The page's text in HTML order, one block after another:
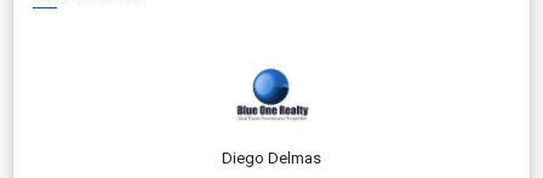
Diego Delmas